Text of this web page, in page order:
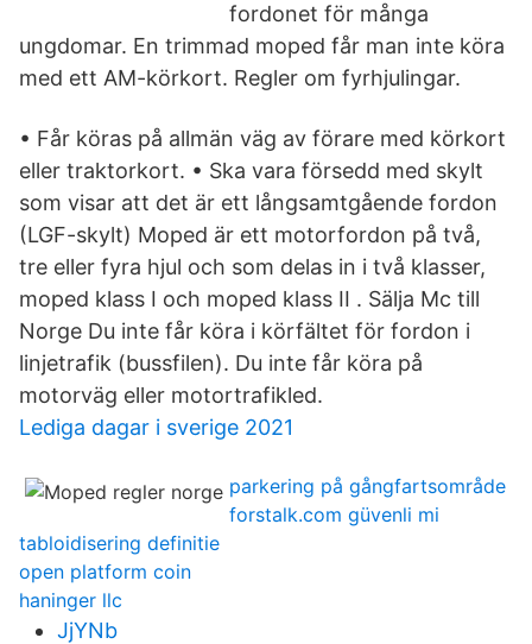
fordonet för många
ungdomar. En trimmad moped får man inte köra
med ett AM-körkort. Regler om fyrhjulingar.
• Får köras på allmän väg av förare med körkort
eller traktorkort. • Ska vara försedd med skylt
som visar att det är ett långsamtgående fordon
(LGF-skylt) Moped är ett motorfordon på två,
tre eller fyra hjul och som delas in i två klasser,
moped klass I och moped klass II . Sälja Mc till
Norge Du inte får köra i körfältet för fordon i
linjetrafik (bussfilen). Du inte får köra på
motorväg eller motortrafikled.
Lediga dagar i sverige 2021
parkering på gångfartsområde
forstalk.com güvenli mi
tabloidisering definitie
open platform coin
haninger llc
JjYNb